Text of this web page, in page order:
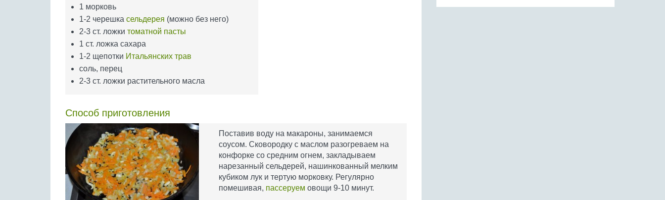
1 морковь
1-2 черешка сельдерея (можно без него)
2-3 ст. ложки томатной пасты
1 ст. ложка сахара
1-2 щепотки Итальянских трав
соль, перец
2-3 ст. ложки растительного масла
Способ приготовления
Поставив воду на макароны, занимаемся
соусом. Сковородку с маслом разогреваем на
конфорке со средним огнем, закладываем
нарезанный сельдерей, нашинкованный мелким
кубиком лук и тертую морковку. Регулярно
помешивая, пассеруем овощи 9-10 минут.